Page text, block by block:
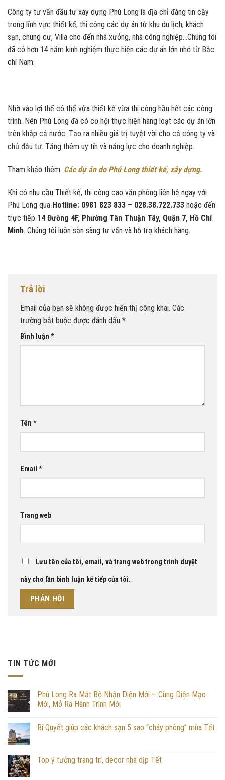
Công ty tư vấn đầu tư xây dựng Phú Long là địa chỉ đáng tin cậy
trong lĩnh vực thiết kế, thi công các dự án từ khu du lịch, khách
sạn, chung cư, Villa cho đến nhà xưởng, nhà công nghiệp…Chúng tôi
đã có hơn 14 năm kinh nghiệm thực hiện các dự án lớn nhỏ từ Bắc
chí Nam.
Nhờ vào lợi thế có thể vừa thiết kế vừa thi công hầu hết các công
trình. Nên Phú Long đã có cơ hội thực hiện hàng loạt các dự án lớn
trên khắp cả nước. Tạo ra nhiều giá trị tuyệt vời cho cả công ty và
chủ đầu tư. Tăng thêm uy tín và năng lực cho doanh nghiệp.
Tham khảo thêm: Các dự án do Phú Long thiết kế, xây dựng.
Khi có nhu cầu Thiết kế, thi công cao văn phòng liên hệ ngay với
Phú Long qua Hotline: 0981 823 833 – 028.38.722.733 hoặc đến
trực tiếp 14 Đường 4F, Phường Tân Thuận Tây, Quận 7, Hồ Chí
Minh. Chúng tôi luôn sẵn sàng tư vấn và hỗ trợ khách hàng.
Trả lời
Email của bạn sẽ không được hiển thị công khai. Các
trường bắt buộc được đánh dấu *
Bình luận *
Tên *
Email *
Trang web
Lưu tên của tôi, email, và trang web trong trình duyệt
này cho lần bình luận kế tiếp của tôi.
TIN TỨC MỚI
Phú Long Ra Mắt Bộ Nhận Diện Mới – Cùng Diện Mạo
Mới, Mở Ra Hành Trình Mới
Bí Quyết giúp các khách sạn 5 sao “cháy phòng” mùa Tết
Top ý tưởng trang trí, decor nhà dịp Tết